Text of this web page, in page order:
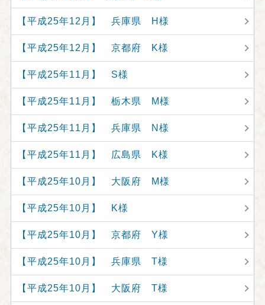
【平成25年12月】 兵庫県 H様
【平成25年12月】 京都府 K様
【平成25年11月】 S様
【平成25年11月】 栃木県 M様
【平成25年11月】 兵庫県 N様
【平成25年11月】 広島県 K様
【平成25年10月】 大阪府 M様
【平成25年10月】 K様
【平成25年10月】 京都府 Y様
【平成25年10月】 兵庫県 T様
【平成25年10月】 大阪府 T様